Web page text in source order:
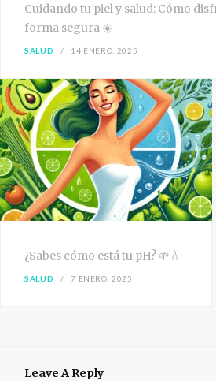
Cuidando tu piel y salud: Cómo
forma segura ☀️
SALUD 14 ENERO, 2025
¿Sabes cómo está tu pH? 🌱💧
SALUD 7 ENERO, 2025
Leave A Reply